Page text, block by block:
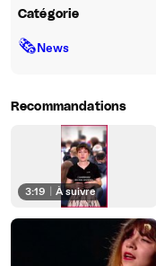
Catégorie
🗞News
Recommandations
3:19 À suivre